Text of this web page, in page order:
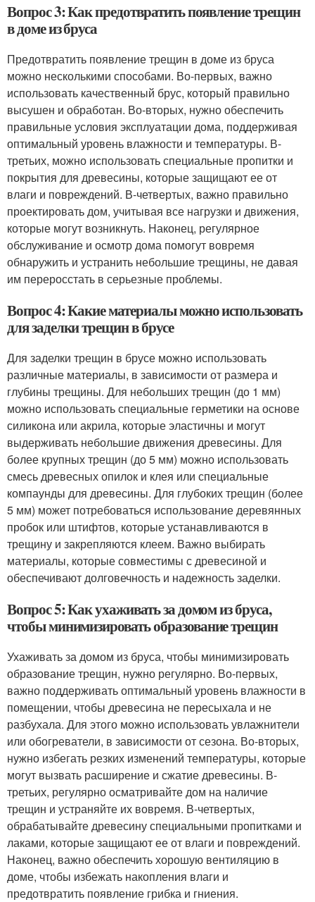
Вопрос 3: Как предотвратить появление трещин
в доме из бруса
Предотвратить появление трещин в доме из бруса
можно несколькими способами. Во-первых, важно
использовать качественный брус, который правильно
высушен и обработан. Во-вторых, нужно обеспечить
правильные условия эксплуатации дома, поддерживая
оптимальный уровень влажности и температуры. В-
третьих, можно использовать специальные пропитки и
покрытия для древесины, которые защищают ее от
влаги и повреждений. В-четвертых, важно правильно
проектировать дом, учитывая все нагрузки и движения,
которые могут возникнуть. Наконец, регулярное
обслуживание и осмотр дома помогут вовремя
обнаружить и устранить небольшие трещины, не давая
им переросстать в серьезные проблемы.
Вопрос 4: Какие материалы можно использовать
для заделки трещин в брусе
Для заделки трещин в брусе можно использовать
различные материалы, в зависимости от размера и
глубины трещины. Для небольших трещин (до 1 мм)
можно использовать специальные герметики на основе
силикона или акрила, которые эластичны и могут
выдерживать небольшие движения древесины. Для
более крупных трещин (до 5 мм) можно использовать
смесь древесных опилок и клея или специальные
компаунды для древесины. Для глубоких трещин (более
5 мм) может потребоваться использование деревянных
пробок или штифтов, которые устанавливаются в
трещину и закрепляются клеем. Важно выбирать
материалы, которые совместимы с древесиной и
обеспечивают долговечность и надежность заделки.
Вопрос 5: Как ухаживать за домом из бруса,
чтобы минимизировать образование трещин
Ухаживать за домом из бруса, чтобы минимизировать
образование трещин, нужно регулярно. Во-первых,
важно поддерживать оптимальный уровень влажности в
помещении, чтобы древесина не пересыхала и не
разбухала. Для этого можно использовать увлажнители
или обогреватели, в зависимости от сезона. Во-вторых,
нужно избегать резких изменений температуры, которые
могут вызвать расширение и сжатие древесины. В-
третьих, регулярно осматривайте дом на наличие
трещин и устраняйте их вовремя. В-четвертых,
обрабатывайте древесину специальными пропитками и
лаками, которые защищают ее от влаги и повреждений.
Наконец, важно обеспечить хорошую вентиляцию в
доме, чтобы избежать накопления влаги и
предотвратить появление грибка и гниения.